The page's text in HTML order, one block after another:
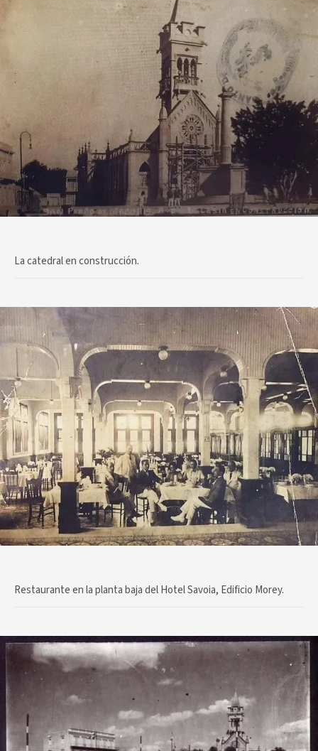
La catedral en construcción.
Restaurante en la planta baja del Hotel Savoia, Edificio Morey.